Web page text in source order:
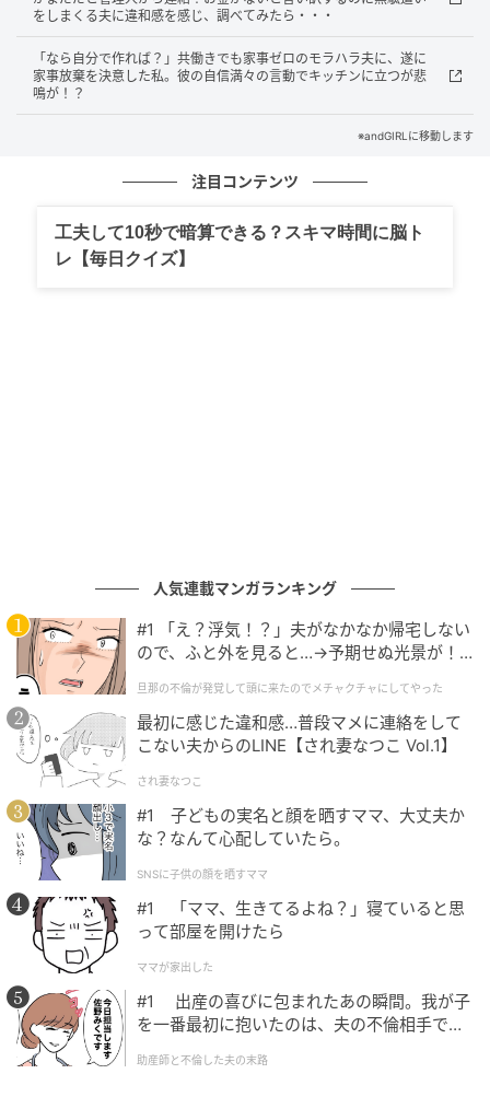
andGIRL
をしまくる夫に違和感を感じ、調べてみたら・・・
「なら自分で作れば？」共働きでも家事ゼロのモラハラ夫に、遂に
家事放棄を決意した私。彼の自信満々の言動でキッチンに立つが悲
鳴が！？
※andGIRLに移動します
注目コンテンツ
工夫して10秒で暗算できる？スキマ時間に脳ト
レ【毎日クイズ】
人気連載マンガランキング
#1 「え？浮気！？」夫がなかなか帰宅しない
ので、ふと外を見ると…→予期せぬ光景が！
クチャにしてやった
旦那の不倫が発覚して頭に来たのでメチャクチャにしてやった
最初に感じた違和感…普段マメに連絡をして
こない夫からのLINE【され妻なつこ Vol.1】
され妻なつこ
#1 子どもの実名と顔を晒すママ、大丈夫か
な？なんて心配していたら。
SNSに子供の顔を晒すママ
#1 「ママ、生きてるよね？」寝ていると思
って部屋を開けたら
ママが家出した
#1 出産の喜びに包まれたあの瞬間。我が子
を一番最初に抱いたのは、夫の不倫相手でし
助産師と不倫した夫の末路